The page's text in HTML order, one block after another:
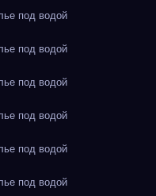
под водой
под водой
под водой
под водой
под водой
под водой